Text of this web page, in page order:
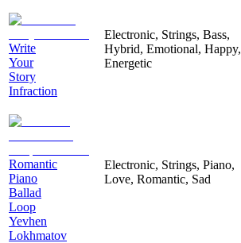
Write
Your
Story
Infraction
Electronic, Strings, Bass,
Hybrid, Emotional, Happy,
Energetic
Romantic
Piano
Ballad
Loop
Yevhen
Lokhmatov
Electronic, Strings, Piano,
Love, Romantic, Sad